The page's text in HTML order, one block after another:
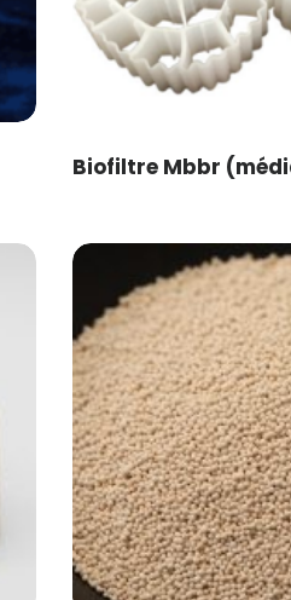
Biofiltre Mbbr